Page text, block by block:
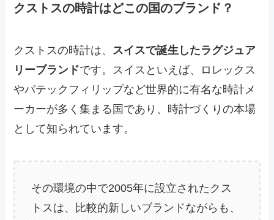
クストスの時計はどこの国のブランド？
クストスの時計は、 スイスで誕生したラグジュア
リーブランドです。スイスといえば、ロレックス
やパテックフィリップなど世界的に有名な時計メ
ーカーが多く集まる国であり、時計づくりの本場
として知られています。
その環境の中で2005年に設立されたクス
トスは、比較的新しいブランドながらも、